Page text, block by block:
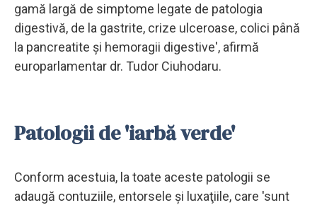
gamă largă de simptome legate de patologia
digestivă, de la gastrite, crize ulceroase, colici până
la pancreatite şi hemoragii digestive', afirmă
europarlamentar dr. Tudor Ciuhodaru.
Patologii de 'iarbă verde'
Conform acestuia, la toate aceste patologii se
adaugă contuziile, entorsele şi luxaţiile, care 'sunt